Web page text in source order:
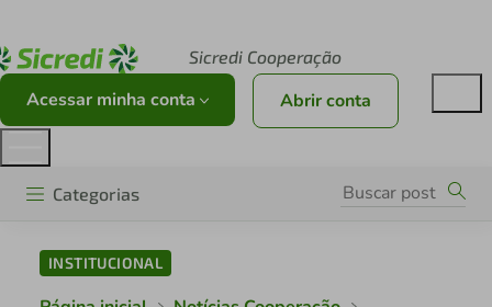
Sicredi Cooperação
Acessar minha conta Abrir conta
Categorias
INSTITUCIONAL